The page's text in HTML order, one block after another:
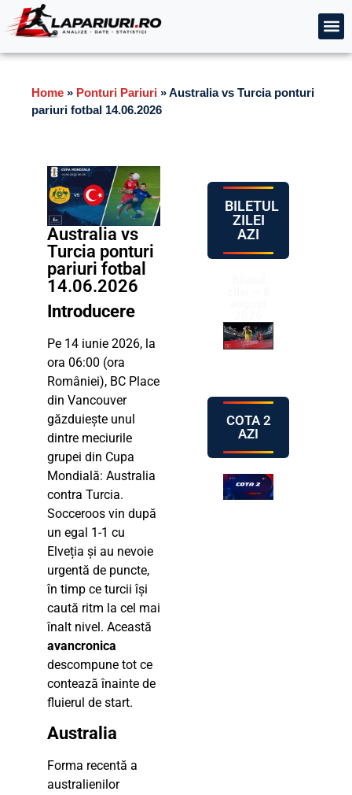
Home » Ponturi Pariuri »Australia vs Turcia ponturi
pariuri fotbal 14.06.2026
Australia vs
Turcia ponturi
pariuri fotbal
14.06.2026
Introducere
Pe 14 iunie 2026, la
ora 06:00 (ora
României), BC Place
din Vancouver
găzduiește unul
dintre meciurile
grupei din Cupa
Mondială: Australia
contra Turcia.
Socceroos vin după
un egal 1-1 cu
Elveția și au nevoie
urgentă de puncte,
în timp ce turcii își
caută ritm la cel mai
înalt nivel. Această
avancronica
descompune tot ce
contează înainte de
fluierul de start.
Australia
Forma recentă a
australienilor
BILETUL
ZILEI
AZI
COTA 2
AZI